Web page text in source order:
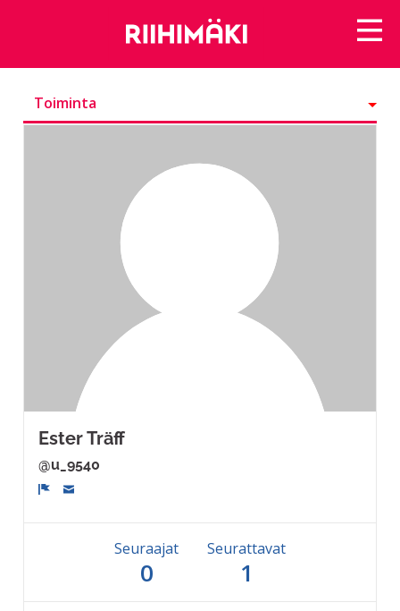
Toiminta
Ester Träff
@u_9540
Seuraajat
0
Seurattavat
1